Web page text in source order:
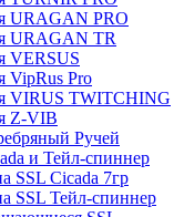
URAGAN PRO
URAGAN TR
VERSUS
VipRus Pro
VIRUS TWITCHING
Z-VIB
Ручей
и Тейл-спиннер
SSL Cicada 7гр
SSL Тейл-спиннер